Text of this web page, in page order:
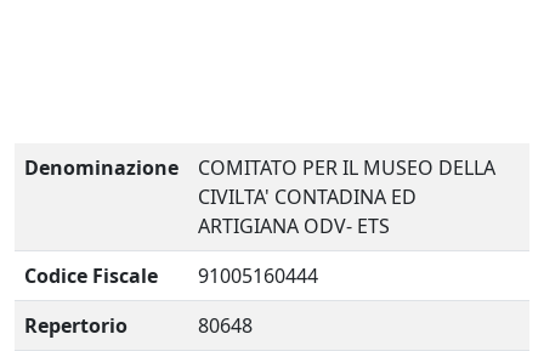
Denominazione
COMITATO PER IL MUSEO DELLA
CIVILTA' CONTADINA ED
ARTIGIANA ODV- ETS
Codice Fiscale
91005160444
Repertorio
80648